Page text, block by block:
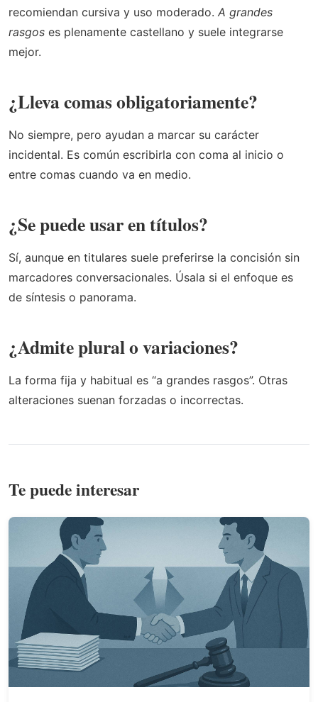
recomiendan cursiva y uso moderado. A grandes
rasgos es plenamente castellano y suele integrarse
mejor.
¿Lleva comas obligatoriamente?
No siempre, pero ayudan a marcar su carácter
incidental. Es común escribirla con coma al inicio o
entre comas cuando va en medio.
¿Se puede usar en títulos?
Sí, aunque en titulares suele preferirse la concisión sin
marcadores conversacionales. Úsala si el enfoque es
de síntesis o panorama.
¿Admite plural o variaciones?
La forma fija y habitual es “a grandes rasgos”. Otras
alteraciones suenan forzadas o incorrectas.
Te puede interesar